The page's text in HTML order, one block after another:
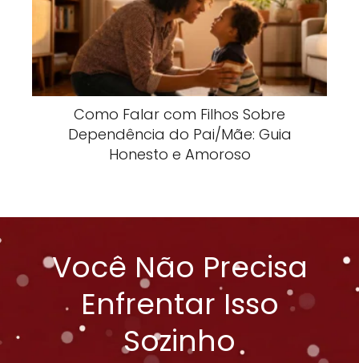
Como Falar com Filhos Sobre
Dependência do Pai/Mãe: Guia
Honesto e Amoroso
Você Não Precisa
Enfrentar Isso
Sozinho